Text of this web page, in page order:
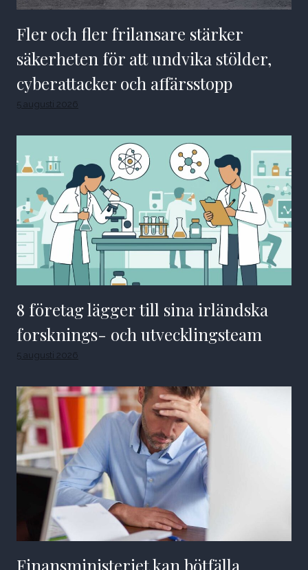
Fler och fler frilansare stärker
säkerheten för att undvika stölder,
cyberattacker och affärsstopp
5 augusti 2026
8 företag lägger till sina irländska
forsknings- och utvecklingsteam
5 augusti 2026
Finansministeriet kan bötfälla